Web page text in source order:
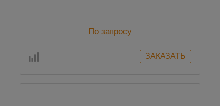
По запросу